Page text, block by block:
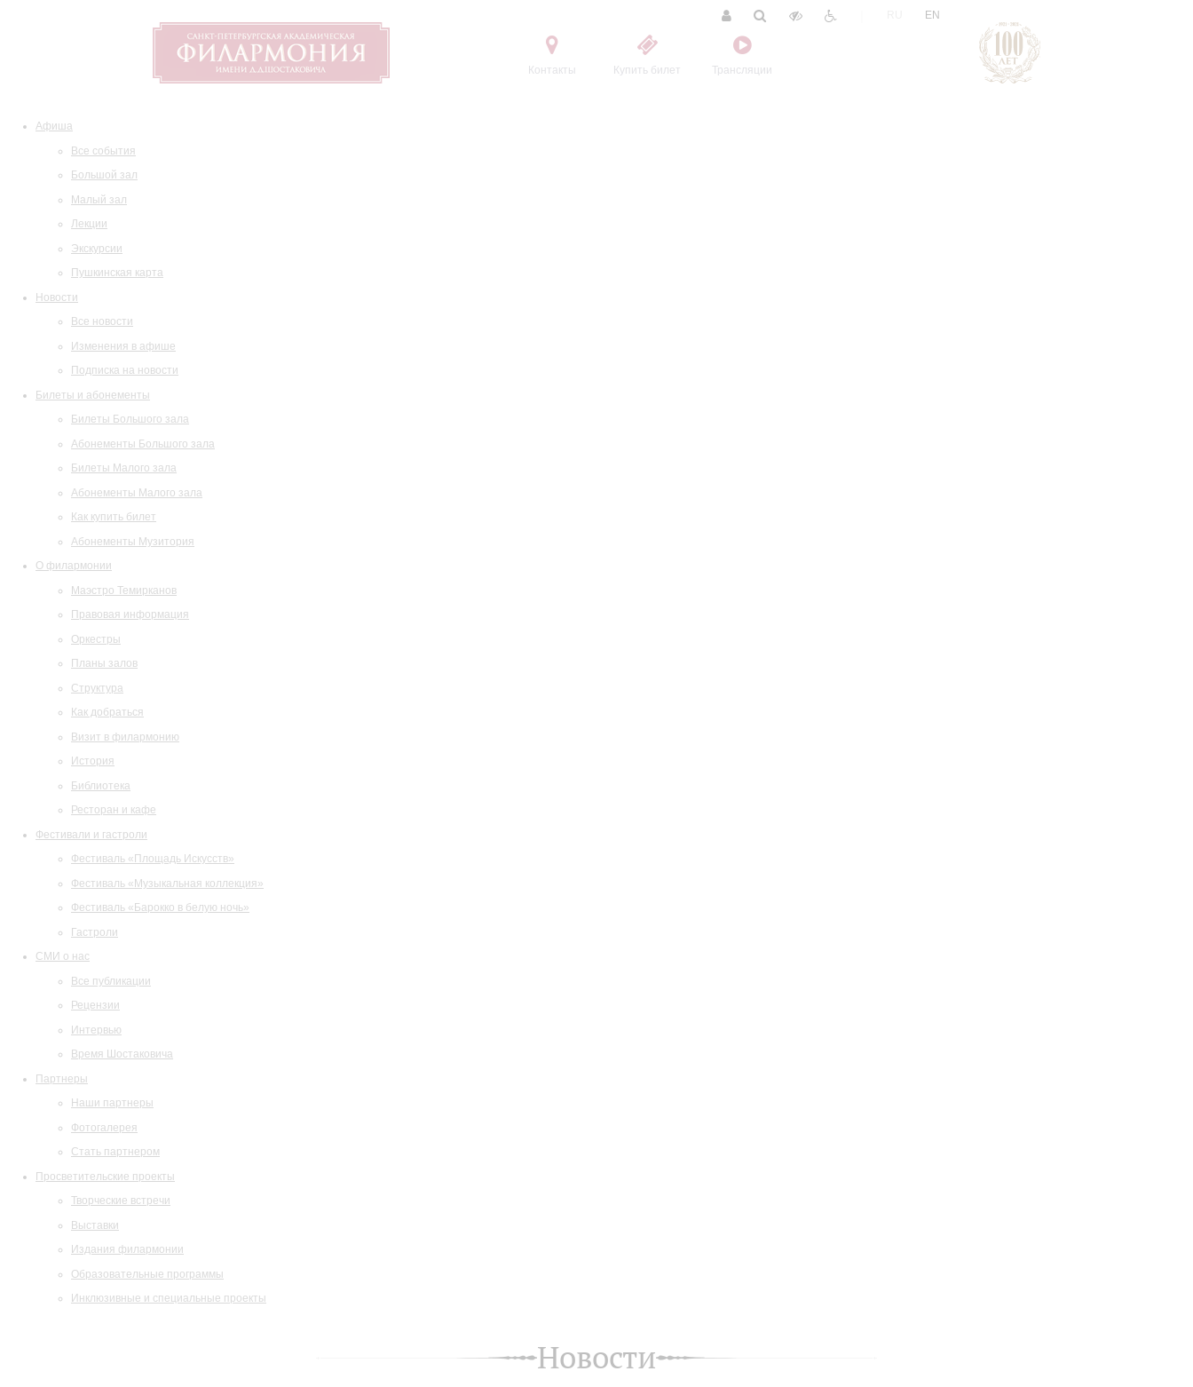
Контакты Купить билет Трансляции
EN
Афиша
Все события
Большой зал
Малый зал
Лекции
Экскурсии
Пушкинская карта
Новости
Все новости
Изменения в афише
Подписка на новости
Билеты и абонементы
Билеты Большого зала
Абонементы Большого зала
Билеты Малого зала
Абонементы Малого зала
Как купить билет
Абонементы Музитория
О филармонии
Маэстро Темирканов
Правовая информация
Оркестры
Планы залов
Структура
Как добраться
Визит в филармонию
История
Библиотека
Ресторан и кафе
Фестивали и гастроли
Фестиваль «Площадь Искусств»
Фестиваль «Музыкальная коллекция»
Фестиваль «Барокко в белую ночь»
Гастроли
СМИ о нас
Все публикации
Рецензии
Интервью
Время Шостаковича
Партнеры
Наши партнеры
Фотогалерея
Стать партнером
Просветительские проекты
Творческие встречи
Выставки
Издания филармонии
Образовательные программы
Инклюзивные и специальные проекты
Новости